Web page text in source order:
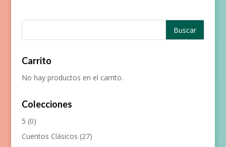
Carrito
No hay productos en el carrito.
Colecciones
5 (0)
Cuentos Clásicos (27)